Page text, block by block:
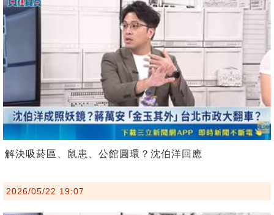
解決吸菸區、鼠患、公館圓環？沈伯洋回應
2026/05/22 19:07